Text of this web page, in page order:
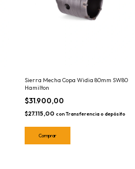
Sierra Mecha Copa Widia 80mm SW80
Hamilton
$31.900,00
$27.115,00 con Transferencia o depósito